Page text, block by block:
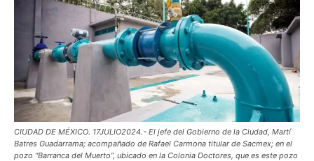
CIUDAD DE MÉXICO. 17JULIO2024.- El jefe del Gobierno de la Ciudad, Martí
Batres Guadarrama; acompañado de Rafael Carmona titular de Sacmex; en el
pozo “Barranca del Muerto”, ubicado en la Colonia Doctores, que es este pozo